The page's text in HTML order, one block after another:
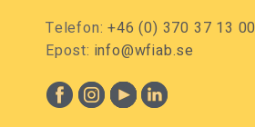
Telefon:+46 (0) 370 37 13 00
Epost: info@wfiab.se